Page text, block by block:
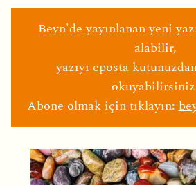
Beyn'de yayınlanan yeni
alabilir,
yazıyı eposta
Abone olmak için tıklayın: